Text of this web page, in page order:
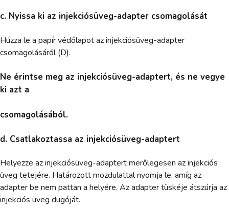
c. Nyissa ki az injekciósüveg-adapter csomagolását
Húzza le a papír védőlapot az injekciósüveg-adapter
csomagolásáról (D).
Ne érintse meg az injekciósüveg-adaptert, és ne vegye
ki azt a
csomagolásából.
d. Csatlakoztassa az injekciósüveg-adaptert
Helyezze az injekciósüveg-adaptert merőlegesen az injekciós
üveg tetejére. Határozott mozdulattal nyomja le, amíg az
adapter be nem pattan a helyére. Az adapter tüskéje átszúrja az
injekciós üveg dugóját.